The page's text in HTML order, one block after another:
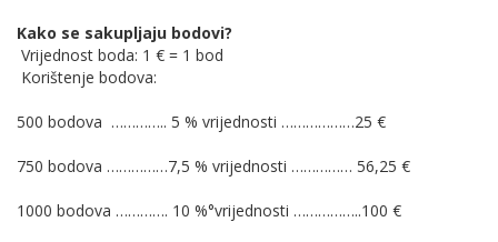
Kako se sakupljaju bodovi?
Vrijednost boda: 1 € = 1 bod
Korištenje bodova:
500 bodova ………….. 5 % vrijednosti ………………25 €
750 bodova ……………7,5 % vrijednosti …………… 56,25 €
1000 bodova …………. 10 %°vrijednosti ……………..100 €